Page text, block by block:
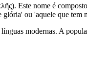
Este nome é
ou 'aquele que tem
modernas. A